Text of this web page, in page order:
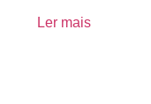
Ler mais